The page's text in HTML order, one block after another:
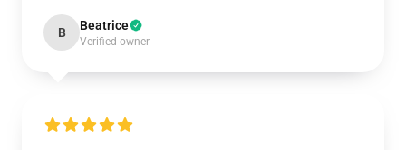
B Beatrice
Verified owner